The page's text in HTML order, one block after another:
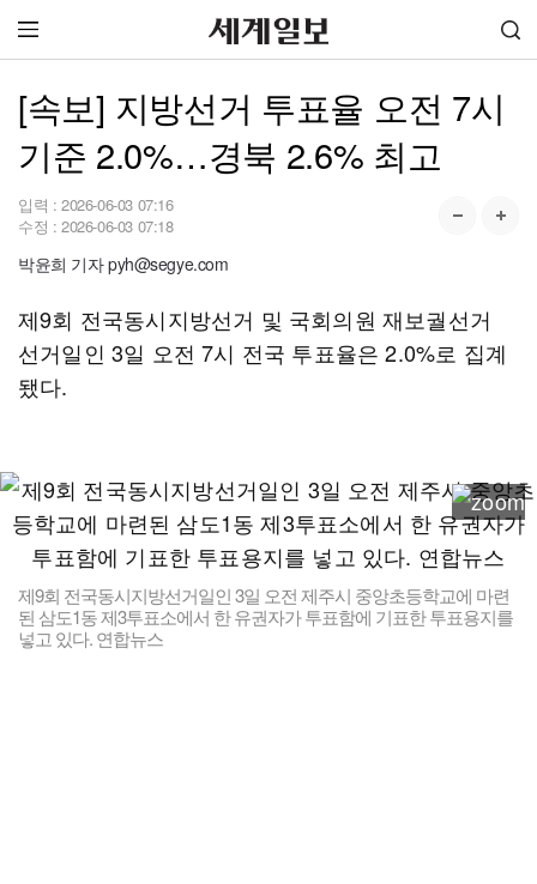
[속보] 지방선거 투표율 오전 7시
기준 2.0%…경북 2.6% 최고
입력 : 2026-06-03 07:16
수정 : 2026-06-03 07:18
박윤희 기자 pyh@segye.com
제9회 전국동시지방선거 및 국회의원 재보궐선거
선거일인 3일 오전 7시 전국 투표율은 2.0%로 집계
됐다.
제9회 전국동시지방선거일인 3일 오전 제주시 중앙초등학교에 마련
된 삼도1동 제3투표소에서 한 유권자가 투표함에 기표한 투표용지를
넣고 있다. 연합뉴스